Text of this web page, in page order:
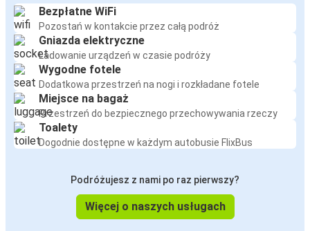
Bezpłatne WiFi
Pozostań w kontakcie przez całą podróż
Gniazda elektryczne
Ładowanie urządzeń w czasie podróży
Wygodne fotele
Dodatkowa przestrzeń na nogi i rozkładane fotele
Miejsce na bagaż
Przestrzeń do bezpiecznego przechowywania rzeczy
Toalety
Dogodnie dostępne w każdym autobusie FlixBus
Podróżujesz z nami po raz pierwszy?
Więcej o naszych usługach